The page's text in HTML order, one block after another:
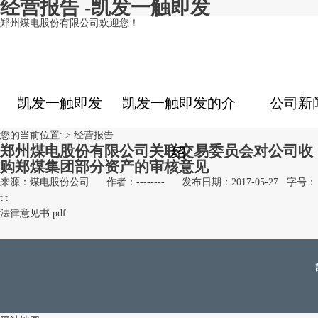
经营报告 -凯发一触即发
郑州煤电股份有限公司欢迎您！
凯发一触即发 凯发一触即发的介
绍
公司新
您的当前位置: > 经营报告
郑州煤电股份有限公司关联交易委员会对公司收
购郑煤集团部分资产的审核意见
来源：煤电股份公司 作者：-------- 发布日期：2017-05-27
字号：
t t
法律意见书.pdf